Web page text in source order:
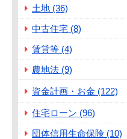
土地 (36)
中古住宅 (8)
賃貸等 (4)
農地法 (9)
資金計画・お金 (122)
住宅ローン (96)
団体信用生命保険 (10)